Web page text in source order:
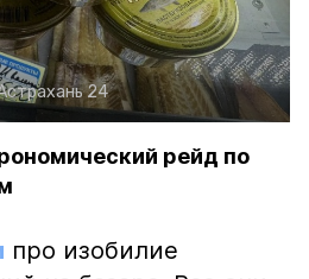
24
рейд по
про изобилие